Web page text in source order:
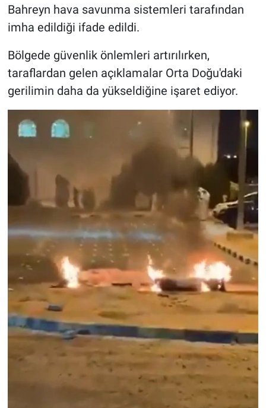
Bahreyn hava savunma sistemleri tarafından
imha edildiği ifade edildi.
Bölgede güvenlik önlemleri artırılırken,
taraflardan gelen açıklamalar Orta Doğu'daki
gerilimin daha da yükseldiğine işaret ediyor.